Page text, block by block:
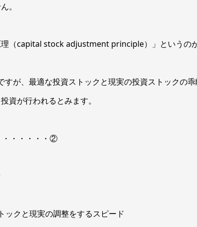
。
（capital stock adjustment principle）」というのが
すが、最適な投資ストックと現実の投資ストックの
資が行われるとみます。
・・・・・②
実の調整をするスピード